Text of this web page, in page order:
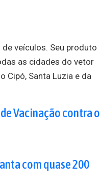
veículos. Seu produto
as cidades do vetor
Cipó, Santa Luzia e da
Vacinação contra o
com quase 200